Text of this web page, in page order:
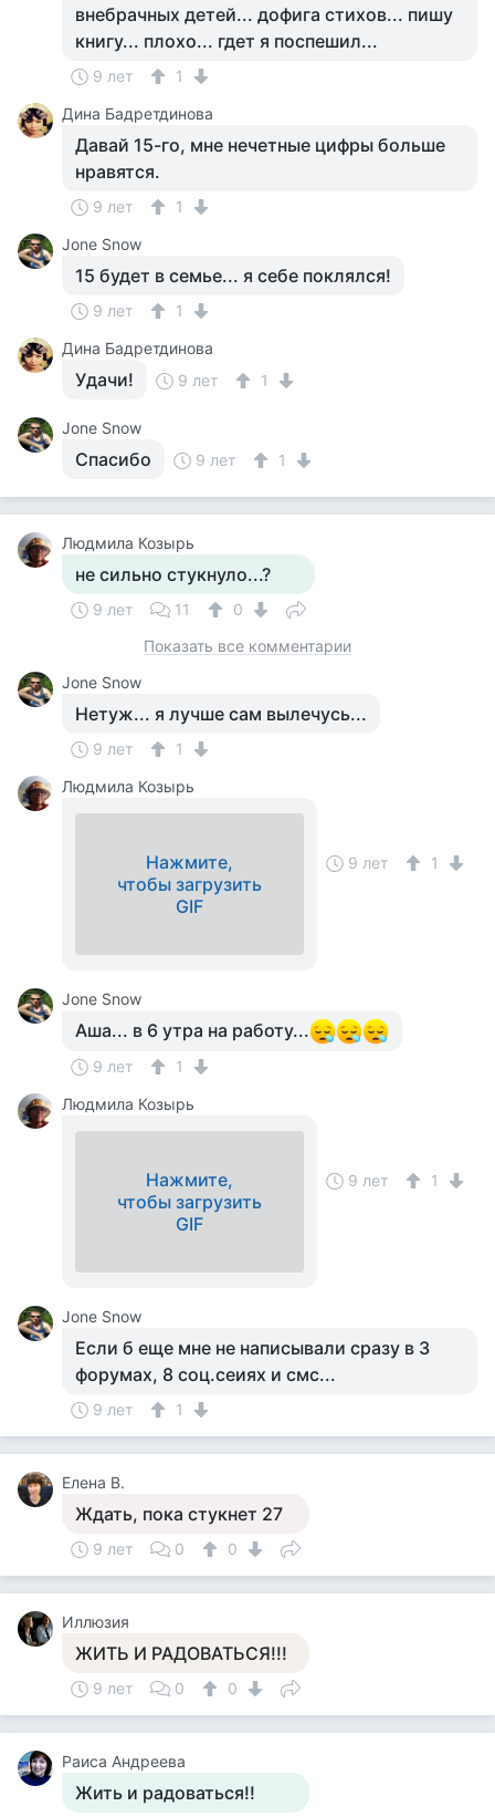
внебрачных детей... дофига стихов... пишу
книгу... плохо... гдет я поспешил...
9 лет
1
Дина Бадретдинова
Давай 15-го, мне нечетные цифры больше
нравятся.
9 лет
1
Jone Snow
15 будет в семье... я себе поклялся!
9 лет
1
Дина Бадретдинова
Удачи! 9 лет 1
Jone Snow
Спасибо 9 лет 1
Людмила Козырь
не сильно стукнуло...?
9 лет 11
0
Показать все комментарии
Jone Snow
Нетуж... я лучше сам вылечусь...
9 лет
1
Людмила Козырь
Нажмите,
чтобы загрузить
GIF
9 лет 1
Jone Snow
Аша... в 6 утра на работу...
9 лет
1
Людмила Козырь
Нажмите,
чтобы загрузить
GIF
9 лет 1
Jone Snow
Если б еще мне не написывали сразу в 3
форумах, 8 соц.сеиях и смс...
9 лет 1
Елена В.
Ждать, пока стукнет 27
9 лет 0 0
Иллюзия
ЖИТЬ И РАДОВАТЬСЯ!!!
9 лет 0 0
Раиса Андреева
Жить и радоваться!!